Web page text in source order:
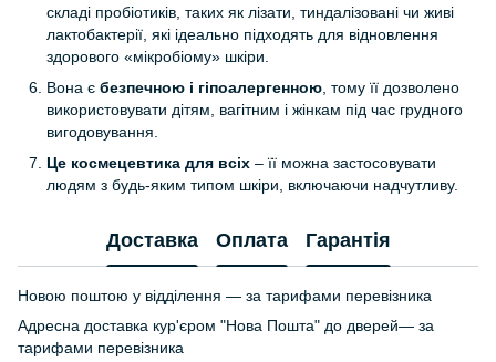
складі пробіотиків, таких як лізати, тиндалізовані чи живі
лактобактерії, які ідеально підходять для відновлення
здорового «мікробіому» шкіри.
Вона є безпечною і гіпоалергенною , тому її дозволено
використовувати дітям, вагітним і жінкам під час грудного
вигодовування.
Це космецевтика для всіх – її можна застосовувати
людям з будь-яким типом шкіри, включаючи надчутливу.
Доставка Оплата Гарантія
Новою поштою у відділення — за тарифами перевізника
Адресна доставка кур'єром "Нова Пошта" до дверей— за
тарифами перевізника